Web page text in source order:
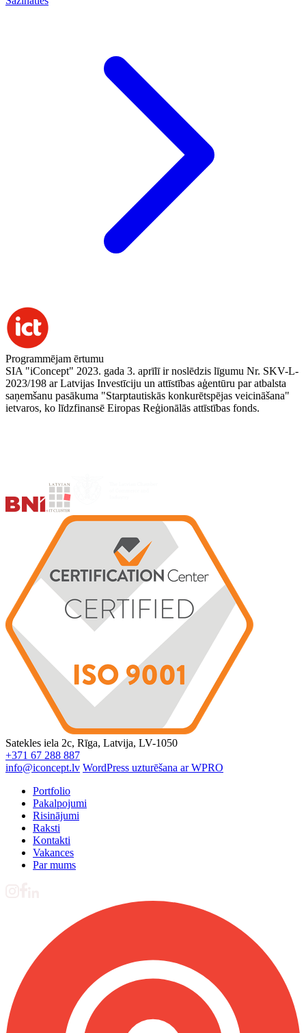
Programmējam ērtumu
SIA "iConcept" 2023. gada 3. aprīlī ir noslēdzis līgumu Nr. SKV-L-
2023/198 ar Latvijas Investīciju un attīstības aģentūru par atbalsta
saņemšanu pasākuma "Starptautiskās konkurētspējas veicināšana"
ietvaros, ko līdzfinansē Eiropas Reģionālās attīstības fonds.
Satekles iela 2c, Rīga, Latvija, LV-1050
+371 67 288 887
info@iconcept.lv WordPress uzturēšana ar WPRO
Portfolio
Pakalpojumi
Risinājumi
Raksti
Kontakti
Vakances
Par mums